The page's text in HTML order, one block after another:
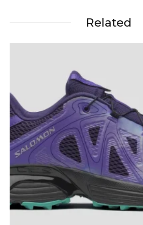
Related